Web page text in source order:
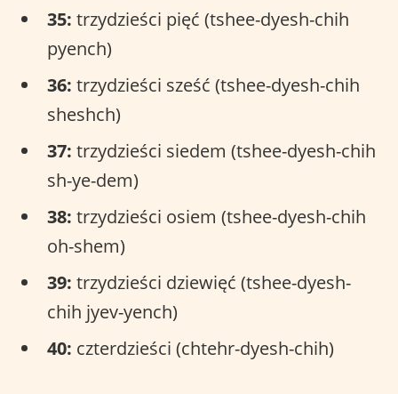
35: trzydzieści pięć (tshee-dyesh-chih
pyench)
36: trzydzieści sześć (tshee-dyesh-chih
sheshch)
37: trzydzieści siedem (tshee-dyesh-chih
sh-ye-dem)
38: trzydzieści osiem (tshee-dyesh-chih
oh-shem)
39: trzydzieści dziewięć (tshee-dyesh-
chih jyev-yench)
40: czterdzieści (chtehr-dyesh-chih)